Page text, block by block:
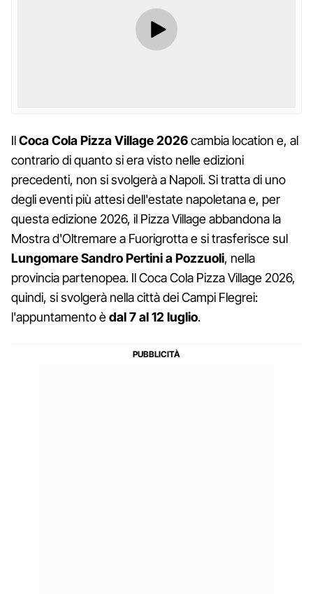
IlCoca Cola Pizza Village 2026cambia location e, al
contrario di quanto si era visto nelle edizioni
precedenti, non si svolgerà a Napoli. Si tratta di uno
degli eventi più attesi dell'estate napoletana e, per
questa edizione 2026, il Pizza Village abbandona la
Mostra d'Oltremare a Fuorigrotta e si trasferisce sul
Lungomare Sandro Pertini a Pozzuoli, nella
provincia partenopea. Il Coca Cola Pizza Village 2026,
quindi, si svolgerà nella città dei Campi Flegrei:
l'appuntamento èdal 7 al 12 luglio.